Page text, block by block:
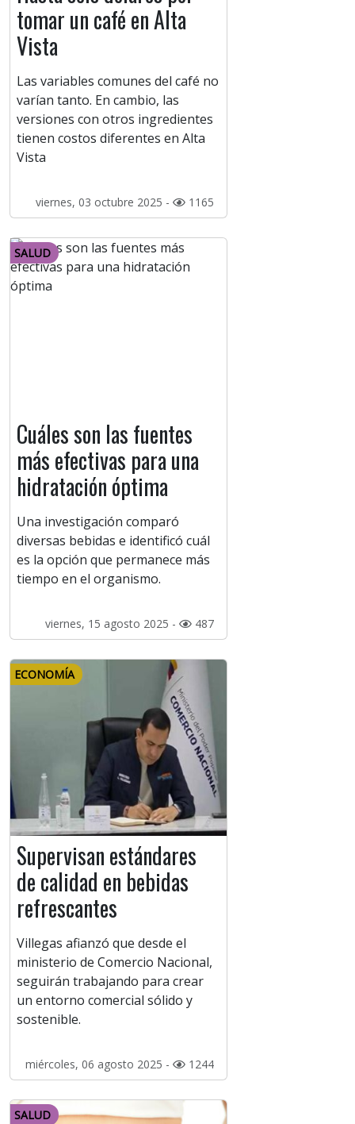
tomar un café en Alta
Vista
Las variables comunes del café no
varían tanto. En cambio, las
versiones con otros ingredientes
tienen costos diferentes en Alta
Vista
viernes, 03 octubre 2025 - 1165
SALUD
Cuáles son las fuentes
más efectivas para una
hidratación óptima
Una investigación comparó
diversas bebidas e identificó cuál
es la opción que permanece más
tiempo en el organismo.
viernes, 15 agosto 2025 - 487
ECONOMÍA
Supervisan estándares
de calidad en bebidas
refrescantes
Villegas afianzó que desde el
ministerio de Comercio Nacional,
seguirán trabajando para crear
un entorno comercial sólido y
sostenible.
miércoles, 06 agosto 2025 - 1244
SALUD